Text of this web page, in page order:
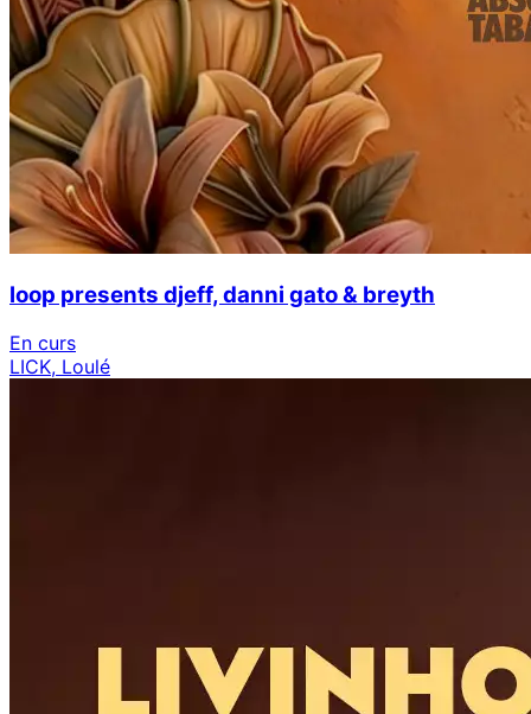
loop presents djeff, danni gato & breyth
En curs
LICK, Loulé